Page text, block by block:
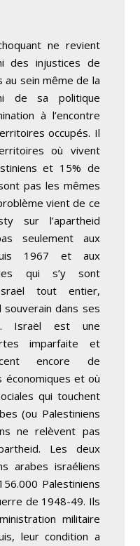
ne revient
des injustices de
sein même de la
de sa politique
à l’encontre
occupés. Il
où vivent
et 15% de
pas les mêmes
vient de ce
sur l’apartheid
seulement aux
1967 et aux
qui s’y sont
tout entier,
souverain dans ses
Israël est une
imparfaite et
encore de
économiques et où
qui touchent
(ou Palestiniens
ne relèvent pas
Les deux
arabes israéliens
Palestiniens
de 1948-49. Ils
militaire
leur condition a